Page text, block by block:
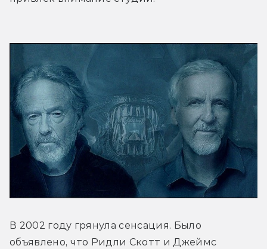
В 2002 году грянула сенсация. Было
объявлено, что Ридли Скотт и Джеймс